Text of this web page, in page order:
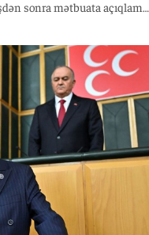
sonra mətbuata açıqlama
Milli Həmrəylik,
işinə verdiyi
etmək olduğunu bildirib. O,
siyasi partiyaların rəhbərləri
vurğulayıb.